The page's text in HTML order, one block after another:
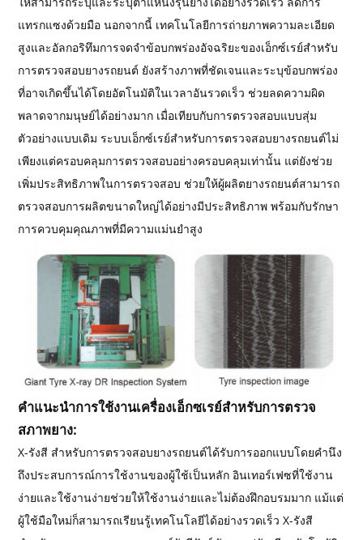
แทรกแซงด้วยมือ นอกจากนี้ เทคโนโลยีการถ่ายภาพความละเอียด
สูงและอัลกอริทึมการจดจำข้อบกพร่องอัจฉริยะของเอ็กซ์เรย์สำหรับ
การตรวจสอบยางรถยนต์ ยังสร้างภาพที่ชัดเจนและระบุข้อบกพร่อง
ที่อาจเกิดขึ้นได้โดยอัตโนมัติในเวลาอันรวดเร็ว ช่วยลดความผิด
พลาดจากมนุษย์ได้อย่างมาก เมื่อเทียบกับการตรวจสอบแบบสุ่ม
ตัวอย่างแบบเดิม ระบบเอ็กซ์เรย์สำหรับการตรวจสอบยางรถยนต์ไม่
เพียงแต่ครอบคลุมการตรวจสอบอย่างครอบคลุมเท่านั้น แต่ยังช่วย
เพิ่มประสิทธิภาพในการตรวจสอบ ช่วยให้ผู้ผลิตยางรถยนต์สามารถ
ตรวจสอบการผลิตขนาดใหญ่ได้อย่างมีประสิทธิภาพ พร้อมกับรักษา
การควบคุมคุณภาพที่มีความแม่นยำสูง
คำแนะนำการใช้งานเครื่องเอ็กซเรย์สำหรับการตรวจ
สภาพยาง:
X-รังสี สำหรับการตรวจสอบยางรถยนต์ได้รับการออกแบบโดยคำนึง
ถึงประสบการณ์การใช้งานของผู้ใช้เป็นหลัก อินเทอร์เฟซที่ใช้งาน
ง่ายและใช้งานง่ายช่วยให้ใช้งานง่ายและไม่ต้องฝึกอบรมมาก แม้แต่
ผู้ใช้มือใหม่ก็สามารถเรียนรู้เทคโนโลยีได้อย่างรวดเร็ว X-รังสี